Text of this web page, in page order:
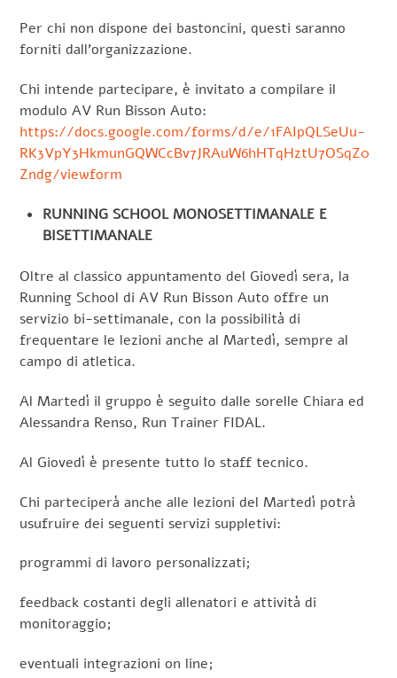
Per chi non dispone dei bastoncini, questi saranno
forniti dall’organizzazione.
Chi intende partecipare, è invitato a compilare il
modulo AV Run Bisson Auto:
https://docs.google.com/forms/d/e/1FAIpQLSeUu-
RK3VpY3HkmunGQWCcBv7JRAuW6hHTqHztU7OSqZ0
Zndg/viewform
RUNNING SCHOOL MONOSETTIMANALE E
BISETTIMANALE
Oltre al classico appuntamento del Giovedì sera, la
Running School di AV Run Bisson Auto offre un
servizio bi-settimanale, con la possibilità di
frequentare le lezioni anche al Martedì, sempre al
campo di atletica.
Al Martedì il gruppo è seguito dalle sorelle Chiara ed
Alessandra Renso, Run Trainer FIDAL.
Al Giovedì è presente tutto lo staff tecnico.
Chi parteciperà anche alle lezioni del Martedì potrà
usufruire dei seguenti servizi suppletivi:
programmi di lavoro personalizzati;
feedback costanti degli allenatori e attività di
monitoraggio;
eventuali integrazioni on line;